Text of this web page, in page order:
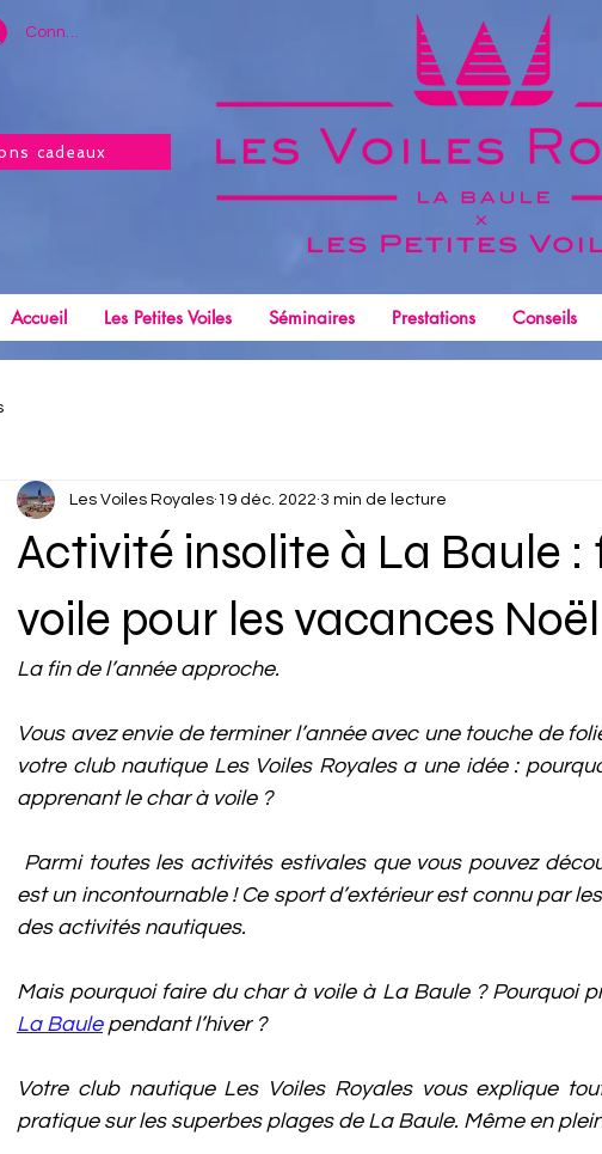
Connexion
cadeaux
x
les Petites
Accueil Les Petites Voiles Séminaires Prestations Conseils
Activité insolite à La Baule
voile pour les vacances Noël
Les Voiles Royales 19 déc. 2022 3 min de lecture
La fin de l’année approche.
Vous avez envie de terminer l’année avec une touche de
votre club nautique Les Voiles Royales a une idée :
apprenant le char à voile ?
est un incontournable ! Ce sport d’extérieur est connu par
des activités nautiques.
Mais pourquoi faire du char à voile à La Baule ? Pourquoi
La Baule pendant l’hiver ?
Votre club nautique Les Voiles Royales vous explique
pratique sur les superbes plages de La Baule. Même en